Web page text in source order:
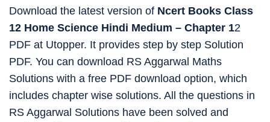
Download the latest version of Ncert Books Class
12 Home Science Hindi Medium – Chapter 12
PDF at Utopper. It provides step by step Solution
PDF. You can download RS Aggarwal Maths
Solutions with a free PDF download option, which
includes chapter wise solutions. All the questions in
RS Aggarwal Solutions have been solved and